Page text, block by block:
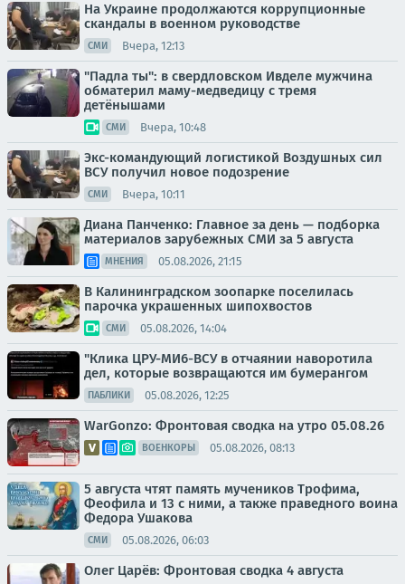
На Украине продолжаются коррупционные
скандалы в военном руководстве
СМИ Вчера, 12:13
"Падла ты": в свердловском Ивделе мужчина
обматерил маму-медведицу с тремя
детёнышами
СМИ Вчера, 10:48
Экс-командующий логистикой Воздушных сил
ВСУ получил новое подозрение
СМИ Вчера, 10:11
Диана Панченко: Главное за день — подборка
материалов зарубежных СМИ за 5 августа
МНЕНИЯ 05.08.2026, 21:15
В Калининградском зоопарке поселилась
парочка украшенных шипохвостов
СМИ 05.08.2026, 14:04
"Клика ЦРУ-МИ6-ВСУ в отчаянии наворотила
дел, которые возвращаются им бумерангом
ПАБЛИКИ 05.08.2026, 12:25
WarGonzo: Фронтовая сводка на утро 05.08.26
ВОЕНКОРЫ 05.08.2026, 08:13
5 августа чтят память мучеников Трофима,
Феофила и 13 с ними, а также праведного воина
Федора Ушакова
СМИ 05.08.2026, 06:03
Олег Царёв: Фронтовая сводка 4 августа